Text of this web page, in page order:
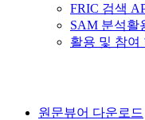
FRIC 검색
SAM 분석활
활용 및 참여
원문뷰어 다운로드